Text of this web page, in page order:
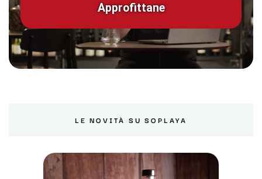
Approfittane
LE NOVITÀ SU SOPLAYA